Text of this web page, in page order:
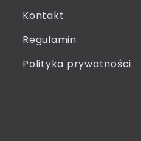
Kontakt
Regulamin
Polityka prywatności